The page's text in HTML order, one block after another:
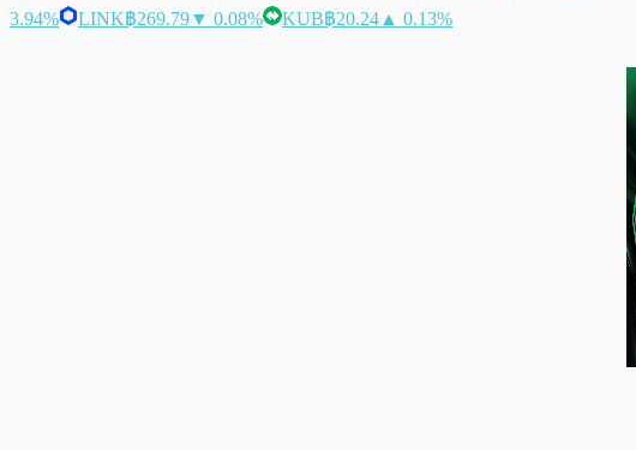
3.94%
LINK฿269.79▼ 0.08% KUB฿20.24 ▲ 0.13%